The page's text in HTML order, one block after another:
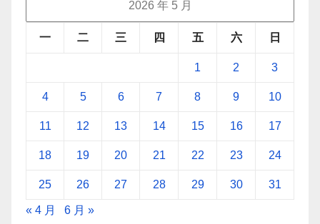
2026 年 5 月
一 二 三 四 五 六 日
1 2 3
4 5 6 7 8 9 10
11 12 13 14 15 16 17
18 19 20 21 22 23 24
25 26 27 28 29 30 31
« 4 月 6 月 »